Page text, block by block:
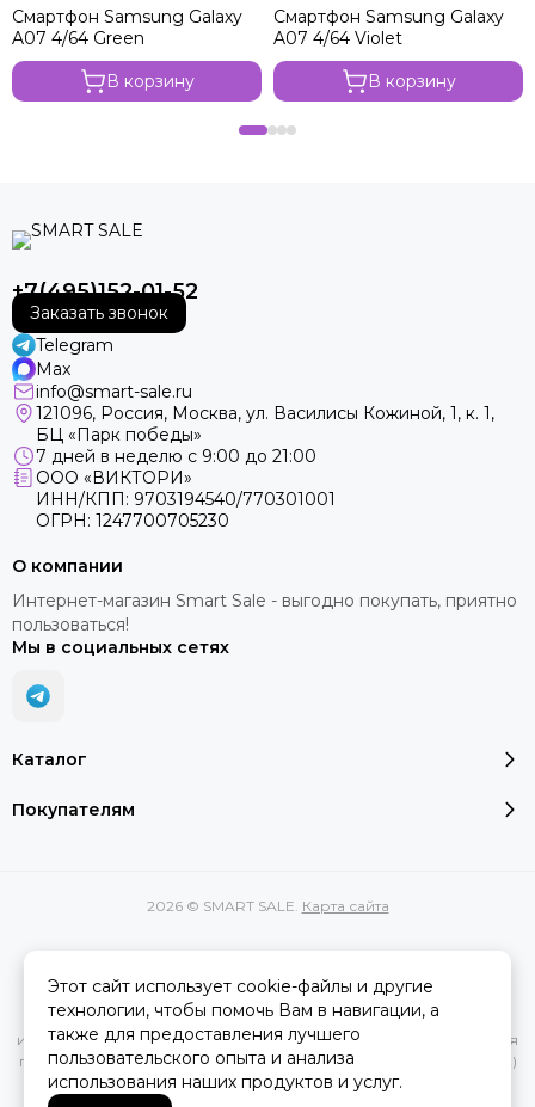
Смартфон Samsung Galaxy
A07 4/64 Green
В корзину
Смартфон Samsung Galaxy
A07 4/64 Violet
В корзину
+7(495)152-01-52
Заказать звонок
Telegram
Max
info@smart-sale.ru
121096, Россия, Москва, ул. Василисы Кожиной, 1, к. 1,
БЦ «Парк победы»
7 дней в неделю с 9:00 до 21:00
ООО «ВИКТОРИ»
ИНН/КПП: 9703194540/770301001
ОГРН: 1247700705230
Каталог
Покупателям
О компании
Интернет-магазин Smart Sale - выгодно покупать, приятно
пользоваться!
Мы в социальных сетях
2026 © SMART SALE. Карта сайта
Вся представленная на сайте информация, касающаяся
характеристик, стоимости товаров и услуг, носит
информационный характер и ни при каких условиях не является
публичной офертой, определяемой положениями Статьи 437(2)
Гражданского кодекса РФ.
Этот сайт использует cookie-файлы и другие
технологии, чтобы помочь Вам в навигации, а
также для предоставления лучшего
пользовательского опыта и анализа
использования наших продуктов и услуг.